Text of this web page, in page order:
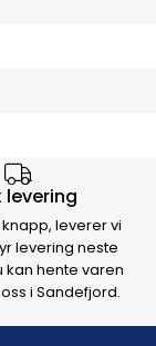
levering
leverer vi
levering neste
kan hente varen
i Sandefjord.